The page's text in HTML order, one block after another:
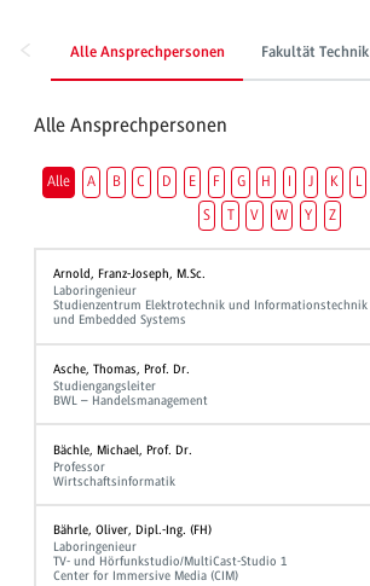
Alle Ansprechpersonen Fakultät Technik
Alle Ansprechpersonen
Alle A B C D E F G H I J K L
S
T V W Y Z
Arnold, Franz-Joseph, M.Sc.
Laboringenieur
Studienzentrum Elektrotechnik und Informationstechnik
und Embedded Systems
Asche, Thomas, Prof. Dr.
Studiengangsleiter
BWL – Handelsmanagement
Bächle, Michael, Prof. Dr.
Professor
Wirtschaftsinformatik
Bährle, Oliver, Dipl.-Ing. (FH)
Laboringenieur
TV- und Hörfunkstudio/MultiCast-Studio 1
Center for Immersive Media (CIM)